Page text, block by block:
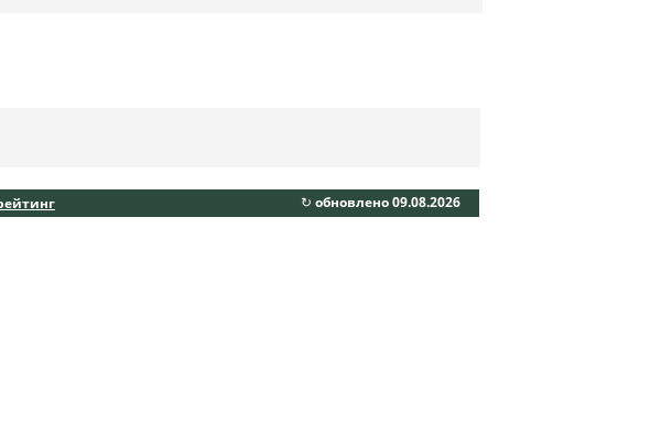
↻ обновлено 09.08.2026